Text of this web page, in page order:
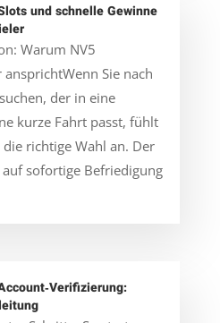
und schnelle Gewinne
Warum NV5
ansprichtWenn Sie nach
der in eine
kurze Fahrt passt, fühlt
richtige Wahl an. Der
sofortige Befriedigung